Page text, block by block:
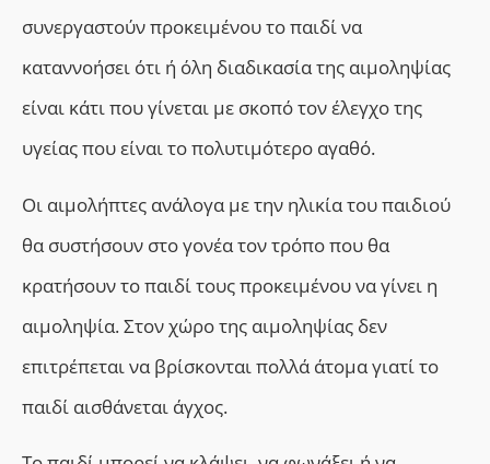
συνεργαστούν προκειμένου το παιδί να
καταννοήσει ότι ή όλη διαδικασία της αιμοληψίας
είναι κάτι που γίνεται με σκοπό τον έλεγχο της
υγείας που είναι το πολυτιμότερο αγαθό.
Οι αιμολήπτες ανάλογα με την ηλικία του παιδιού
θα συστήσουν στο γονέα τον τρόπο που θα
κρατήσουν το παιδί τους προκειμένου να γίνει η
αιμοληψία. Στον χώρο της αιμοληψίας δεν
επιτρέπεται να βρίσκονται πολλά άτομα γιατί το
παιδί αισθάνεται άγχος.